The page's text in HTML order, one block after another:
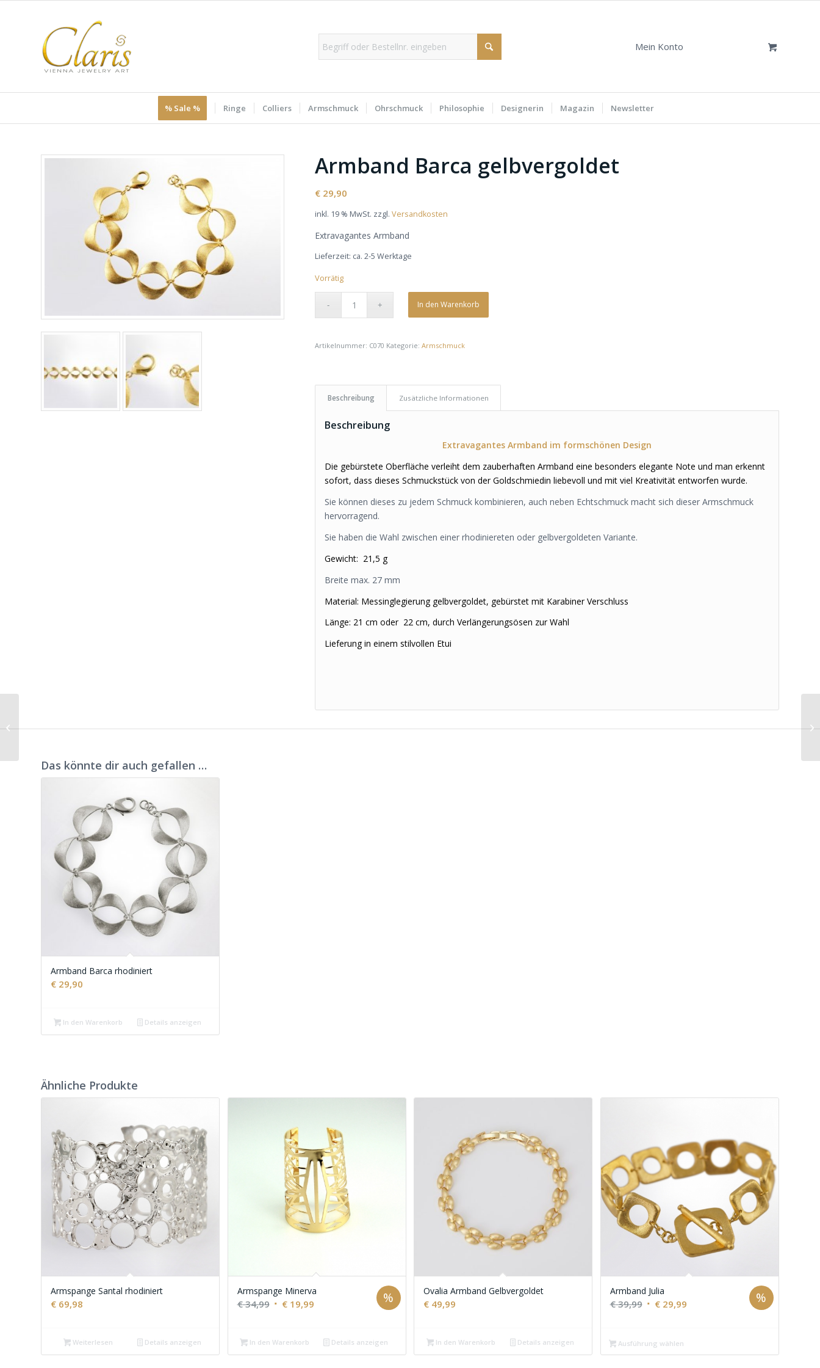
Mein Konto
% Sale % Ringe Colliers Armschmuck Ohrschmuck Philosophie Designerin Magazin Newsletter
Armband Barca gelbvergoldet
€ 29,90
inkl. 19 % MwSt. zzgl.Versandkosten
Extravagantes Armband
Lieferzeit: ca. 2-5 Werktage
Vorrätig
In den Warenkorb
Artikelnummer: C070 Kategorie:Armschmuck
Beschreibung Zusätzliche Informationen
Beschreibung
Extravagantes Armband im formschönen Design
Die gebürstete Oberfläche verleiht dem zauberhaften Armband eine besonders elegante Note und man erkennt
sofort, dass dieses Schmuckstück von der Goldschmiedin liebevoll und mit viel Kreativität entworfen wurde.
Sie können dieses zu jedem Schmuck kombinieren, auch neben Echtschmuck macht sich dieser Armschmuck
hervorragend.
Sie haben die Wahl zwischen einer rhodiniereten oder gelbvergoldeten Variante.
Gewicht: 21,5 g
Breite max. 27 mm
Material: Messinglegierung gelbvergoldet, gebürstet mit Karabiner Verschluss
Länge: 21 cm oder 22 cm, durch Verlängerungsösen zur Wahl
Lieferung in einem stilvollen Etui
Das könnte dir auch gefallen …
Armband Barca rhodiniert
€ 29,90
In den Warenkorb Details anzeigen
Ähnliche Produkte
Armspange Santal rhodiniert
€ 69,98
Weiterlesen Details anzeigen
Armspange Minerva
€34,99 Ursprünglicher
€ 34,99
€19,99Aktueller
€ 19,99.
%
In den Warenkorb Details anzeigen
Ovalia Armband Gelbvergoldet
€ 49,99
In den Warenkorb Details anzeigen
Armband Julia
€39,99 Ursprünglicher
€ 39,99
€29,99Aktueller
%
Ausführung wählen